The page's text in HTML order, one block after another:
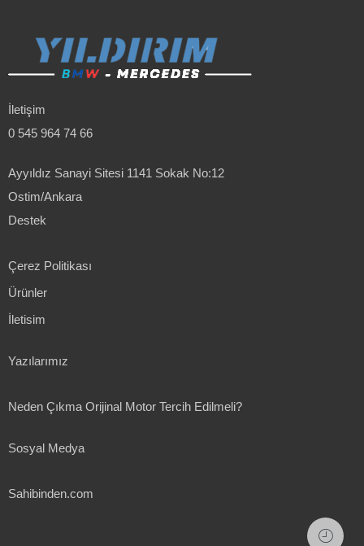
İletişim
0 545 964 74 66
Ayyıldız Sanayi Sitesi 1141 Sokak No:12
Ostim/Ankara
Destek
Çerez Politikası
Ürünler
İletisim
Yazılarımız
Neden Çıkma Orijinal Motor Tercih Edilmeli?
Sosyal Medya
Sahibinden.com